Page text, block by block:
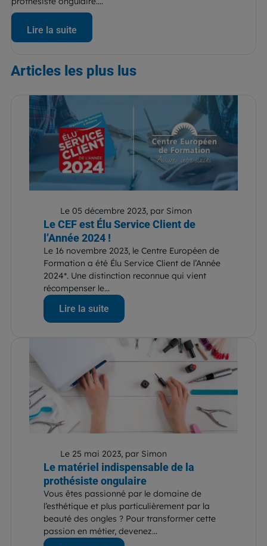
Lire la suite
Articles les plus lus
Le 05 décembre 2023, par Simon
Le CEF est Élu Service Client de
l’Année 2024 !
Le 16 novembre 2023, le Centre Européen de
Formation a été Élu Service Client de l’Année
2024*. Une distinction reconnue qui vient
récompenser le...
Lire la suite
Le 25 mai 2023, par Simon
Le matériel indispensable de la
prothésiste ongulaire
Vous êtes passionné par le domaine de
l’esthétique et plus particulièrement par la
beauté des ongles ? Pour transformer cette
passion en métier, devenez...